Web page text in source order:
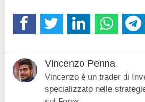
Vincenzo Penna
Vincenzo è un trader di
specializzato nelle